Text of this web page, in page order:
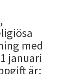
med
januari
är: